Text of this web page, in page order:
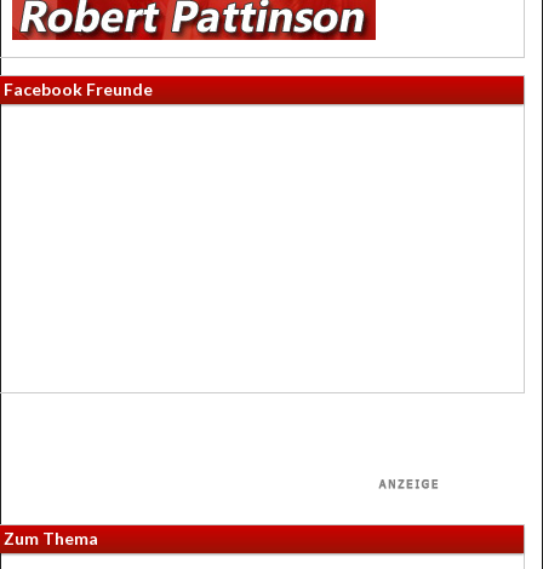
Facebook Freunde
Zum Thema